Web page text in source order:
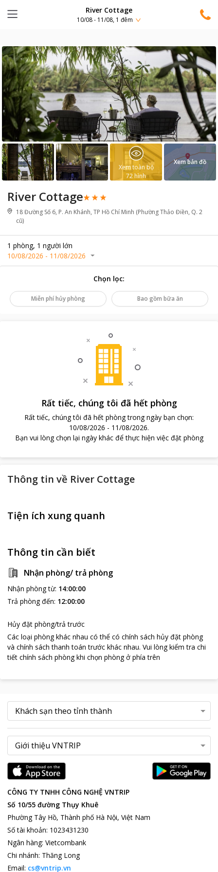
River Cottage
10/08 - 11/08, 1 đêm
River Cottage
18 Đường Số 6, P. An Khánh, TP Hồ Chí Minh (Phường Thảo Điền, Q. 2
cũ)
1 phòng, 1 người lớn
10/08/2026 - 11/08/2026
Xem toàn bộ
72 hình
Xem bản đồ
Chọn lọc:
Miễn phí hủy phòng Bao gồm bữa ăn
Rất tiếc, chúng tôi đã hết phòng
Rất tiếc, chúng tôi đã hết phòng trong ngày bạn chọn:
10/08/2026 - 11/08/2026.
Bạn vui lòng chọn lại ngày khác để thực hiện việc đặt phòng
Thông tin về River Cottage
Tiện ích xung quanh
Thông tin cần biết
Nhận phòng/ trả phòng
Nhận phòng từ: 14:00:00
Trả phòng đến: 12:00:00
Hủy đặt phòng/trả trước
Các loại phòng khác nhau có thể có chính sách hủy đặt phòng
và chính sách thanh toán trước khác nhau. Vui lòng kiểm tra chi
tiết chính sách phòng khi chọn phòng ở phía trên
CÔNG TY TNHH CÔNG NGHỆ VNTRIP
Số 10/55 đường Thụy Khuê
Phường Tây Hồ, Thành phố Hà Nội, Việt Nam
Số tài khoản: 1023431230
Ngân hàng: Vietcombank
Chi nhánh: Thăng Long
Email: cs@vntrip.vn